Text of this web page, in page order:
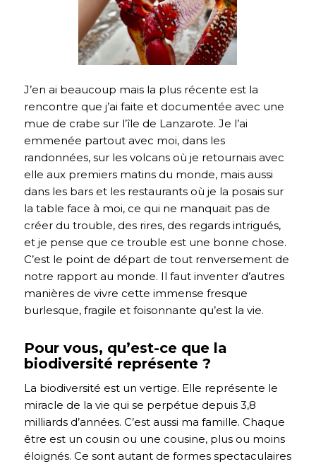
J’en ai beaucoup mais la plus récente est la
rencontre que j’ai faite et documentée avec une
mue de crabe sur l’île de Lanzarote. Je l’ai
emmenée partout avec moi, dans les
randonnées, sur les volcans où je retournais avec
elle aux premiers matins du monde, mais aussi
dans les bars et les restaurants où je la posais sur
la table face à moi, ce qui ne manquait pas de
créer du trouble, des rires, des regards intrigués,
et je pense que ce trouble est une bonne chose.
C’est le point de départ de tout renversement de
notre rapport au monde. Il faut inventer d’autres
manières de vivre cette immense fresque
burlesque, fragile et foisonnante qu’est la vie.
Pour vous, qu’est-ce que la
biodiversité représente ?
La biodiversité est un vertige. Elle représente le
miracle de la vie qui se perpétue depuis 3,8
milliards d’années. C’est aussi ma famille. Chaque
être est un cousin ou une cousine, plus ou moins
éloignés. Ce sont autant de formes spectaculaires